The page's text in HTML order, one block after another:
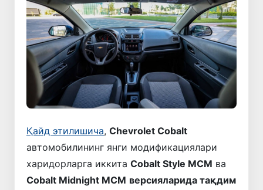
Қайд этилишича, Chevrolet Cobalt
автомобилининг янги модификациялари
харидорларга иккита Cobalt Style MCM ва
Cobalt Midnight MCM версияларида тақдим